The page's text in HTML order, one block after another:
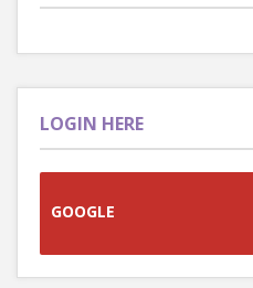
LOGIN HERE
GOOGLE